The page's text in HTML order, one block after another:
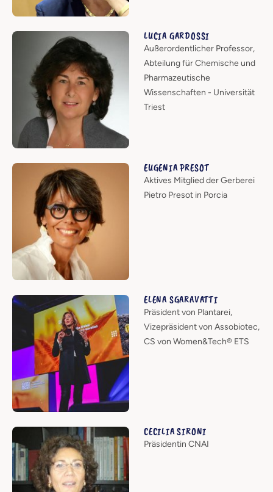
LUCIA GARDOSSI
Außerordentlicher Professor,
Abteilung für Chemische und
Pharmazeutische
Wissenschaften - Universität
Triest
EUGENIA PRESOT
Aktives Mitglied der Gerberei
Pietro Presot in Porcia
ELENA SGARAVATTI
Präsident von Plantarei,
Vizepräsident von Assobiotec,
CS von Women&Tech® ETS
CECILIA SIRONI
Präsidentin CNAI